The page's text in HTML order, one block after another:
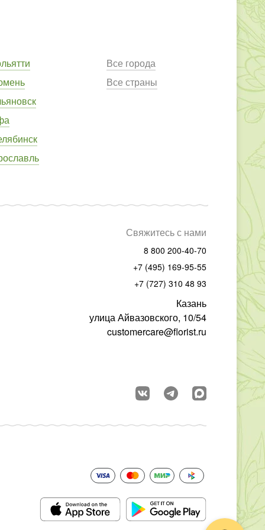
Все города
Все страны
Свяжитесь с нами
8 800 200-40-70
+7 (495) 169-95-55
+7 (727) 310 48 93
Казань
улица Айвазовского, 10/54
customercare@florist.ru